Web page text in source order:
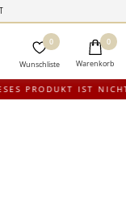
0 0
PRODUKT IST